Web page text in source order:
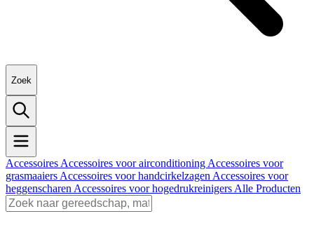
Zoek
Accessoires Accessoires voor airconditioning Accessoires voor
grasmaaiers Accessoires voor handcirkelzagen Accessoires voor
heggenscharen Accessoires voor hogedrukreinigers Alle Producten